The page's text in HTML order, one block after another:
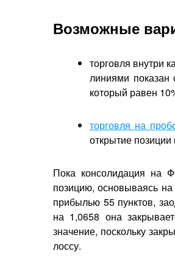
Возможные
торговля внутри
линиями
который равен
торговля на
открытие
Пока консолидация на
позицию, основываясь
прибылью 55 пунктов,
на 1,0658 она
значение, поскольку
лоссу.